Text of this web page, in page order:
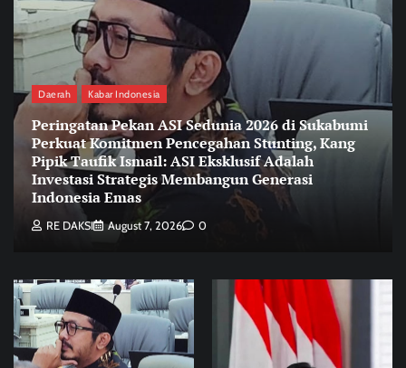
Daerah Kabar Indonesia
Peringatan Pekan ASI Sedunia 2026 di Sukabumi
Perkuat Komitmen Pencegahan Stunting, Kang
Pipik Taufik Ismail: ASI Eksklusif Adalah
Investasi Strategis Membangun Generasi
Indonesia Emas
RE DAKSI August 7, 2026 0